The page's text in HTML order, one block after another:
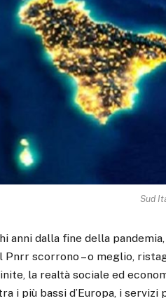
Sud
anni dalla fine della
scorrono – o meglio,
la realtà sociale ed
i più bassi d’Europa, i